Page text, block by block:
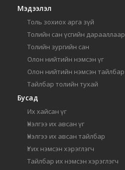
Мэдээлэл
Толь зохиох арга зүй
Толийн сан үсгийн дарааллаар
Толийн зургийн сан
Олон нийтийн нэмсэн үг
Олон нийтийн нэмсэн тайлбар
Тайлбар толийн тухай
Бусад
Их хайсан үг
Үнэлгээ их авсан үг
Үнэлгээ их авсан тайлбар
Үг их нэмсэн хэрэглэгч
Тайлбар их нэмсэн хэрэглэгч